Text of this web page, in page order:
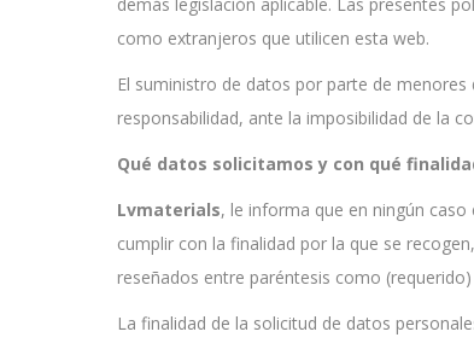
como extranjeros que utilicen esta web.
El suministro de datos por parte de
responsabilidad, ante la imposibilidad de la
Qué datos solicitamos y con qué
Lvmaterials, le informa que en ningún
cumplir con la finalidad por la que se
reseñados entre paréntesis como
La finalidad de la solicitud de datos